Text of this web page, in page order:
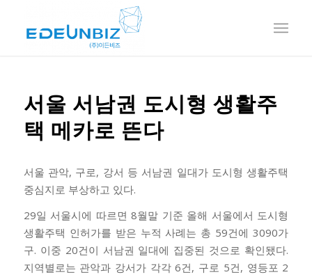
서울 서남권 도시형 생활주
택 메카로 뜬다
서울 관악, 구로, 강서 등 서남권 일대가 도시형 생활주택
중심지로 부상하고 있다.
29일 서울시에 따르면 8월말 기준 올해 서울에서 도시형
생활주택 인허가를 받은 누적 사례는 총 59건에 3090가
구. 이중 20건이 서남권 일대에 집중된 것으로 확인됐다.
지역별로는 관악과 강서가 각각 6건, 구로 5건, 영등포 2